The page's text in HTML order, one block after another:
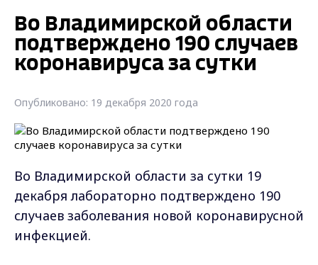
Во Владимирской области
подтверждено 190 случаев
коронавируса за сутки
Опубликовано: 19 декабря 2020 года
Во Владимирской области за сутки 19
декабря лабораторно подтверждено 190
случаев заболевания новой коронавирусной
инфекцией.